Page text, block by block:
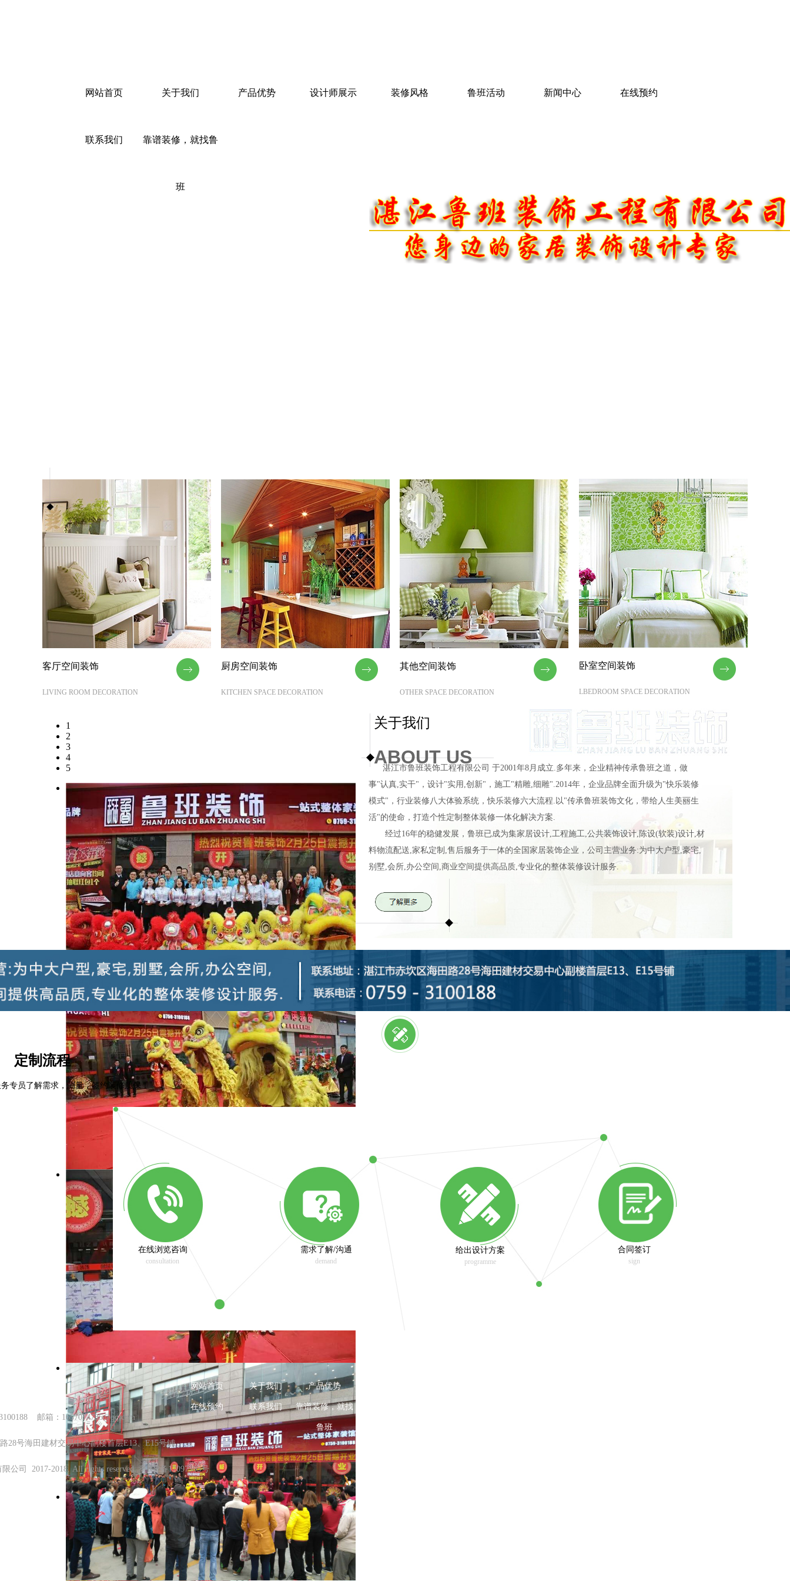
网站首页 关于我们 产品优势 设计师展示 装修风格 鲁班活动 新闻中心 在线预约
联系我们 靠谱装修，就找鲁
班
客厅空间装饰
LIVING ROOM DECORATION
厨房空间装饰
KITCHEN SPACE DECORATION
卧室空间装饰
LBEDROOM SPACE DECORATION
其他空间装饰
OTHER SPACE DECORATION
1
2
3
4
5
关于我们
ABOUT US
湛江市鲁班装饰工程有限公司 于2001年8月成立.多年来，企业精神传承鲁班之道，做
事"认真,实干"，设计"实用,创新"，施工"精雕,细雕".2014年，企业品牌全面升级为"快乐装修
模式"，行业装修八大体验系统，快乐装修六大流程.以"传承鲁班装饰文化，带给人生美丽生
活"的使命，打造个性定制整体装修一体化解决方案.
经过16年的稳健发展，鲁班已成为集家居设计,工程施工,公共装饰设计,陈设(软装)设计,材
料物流配送,家私定制,售后服务于一体的全国家居装饰企业，公司主营业务:为中大户型,豪宅,
别墅,会所,办公空间,商业空间提供高品质,专业化的整体装修设计服务.
在线浏览咨询
consultation
需求了解/沟通
demand
给出设计方案
programme
合同签订
sign
定制流程
专员了解需求，测量，签约装修质保！
邮箱：1657074735@qq.com
28号海田建材交易中心副楼首层E13、E15号铺
公司 2017-2018. All rights reserved. 粤ICP备17097395号
网站首页 关于我们 产品优势
在线预约 联系我们 靠谱装修，就找
鲁班
返回顶部